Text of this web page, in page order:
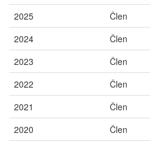
2025
Člen
2024
Člen
2023
Člen
2022
Člen
2021
Člen
2020
Člen